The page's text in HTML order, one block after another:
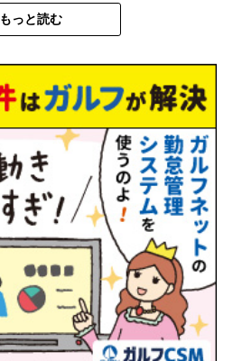
もっと読む